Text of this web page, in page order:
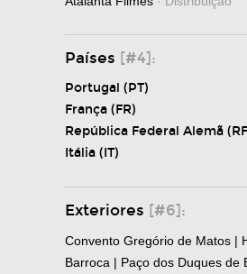
Países [#4]:
Portugal (PT)
França (FR)
República Federal Alemã
Itália (IT)
Exteriores [#6]:
Convento Gregório de Matos |
Barroca | Paço dos Duques de